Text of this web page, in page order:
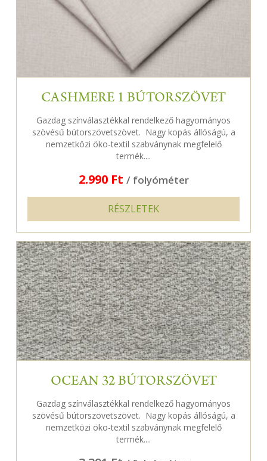
CASHMERE 1 BÚTORSZÖVET
Gazdag színválasztékkal rendelkező hagyományos
szövésű bútorszövetszövet. Nagy kopás állóságú, a
nemzetközi öko-textil szabványnak megfelelő
termék....
2.990 Ft / folyóméter
RÉSZLETEK
OCEAN 32 BÚTORSZÖVET
Gazdag színválasztékkal rendelkező hagyományos
szövésű bútorszövetszövet. Nagy kopás állóságú, a
nemzetközi öko-textil szabványnak megfelelő
termék....